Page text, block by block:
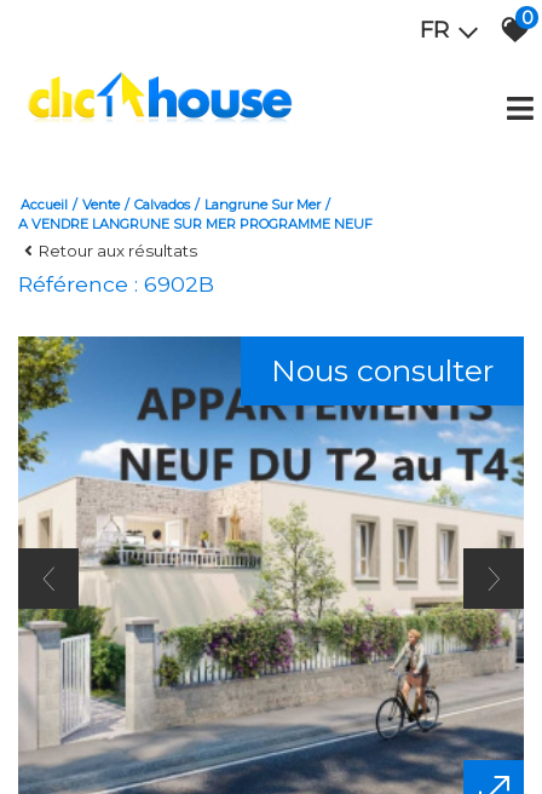
FR 0
Accueil Vente Calvados
Langrune Sur Mer
A VENDRE LANGRUNE SUR MER PROGRAMME NEUF
Retour aux résultats
Référence : 6902B
Nous consulter